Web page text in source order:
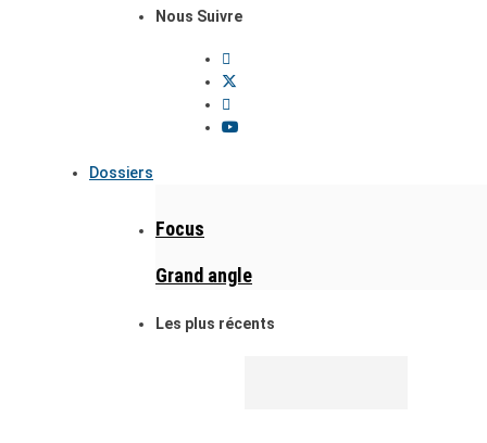
Nous Suivre
Dossiers
Focus
Grand angle
Les plus récents